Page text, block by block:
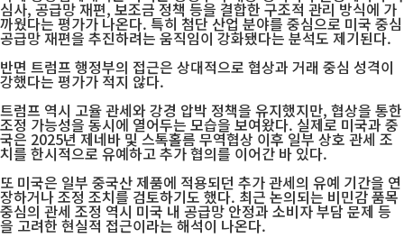
심사, 공급망 재편, 보조금 정책 등을 결합한 구조적 관리 방식에 가
까웠다는 평가가 나온다. 특히 첨단 산업 분야를 중심으로 미국 중심
공급망 재편을 추진하려는 움직임이 강화됐다는 분석도 제기된다.
반면 트럼프 행정부의 접근은 상대적으로 협상과 거래 중심 성격이
강했다는 평가가 적지 않다.
트럼프 역시 고율 관세와 강경 압박 정책을 유지했지만, 협상을 통한
조정 가능성을 동시에 열어두는 모습을 보여왔다. 실제로 미국과 중
국은 2025년 제네바 및 스톡홀름 무역협상 이후 일부 상호 관세 조
치를 한시적으로 유예하고 추가 협의를 이어간 바 있다.
또 미국은 일부 중국산 제품에 적용되던 추가 관세의 유예 기간을 연
장하거나 조정 조치를 검토하기도 했다. 최근 논의되는 비민감 품목
중심의 관세 조정 역시 미국 내 공급망 안정과 소비자 부담 문제 등
을 고려한 현실적 접근이라는 해석이 나온다.